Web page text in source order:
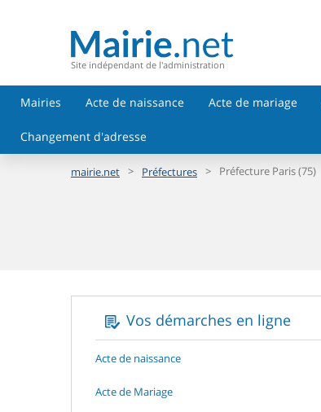
Site indépendant de l'administration
Mairies Acte de naissance Acte de mariage
Changement d'adresse
mairie.net > Préfectures > Préfecture Paris (75)
Vos démarches en ligne
Acte de naissance
Acte de Mariage